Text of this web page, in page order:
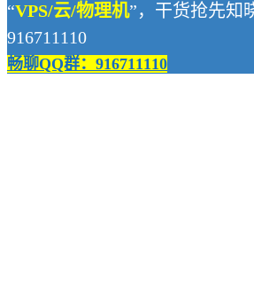
“VPS/云/物理机”，干货抢先知
916711110
畅聊QQ群：916711110